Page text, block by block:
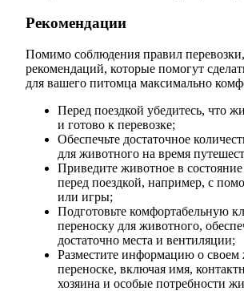
Рекомендации
Помимо соблюдения правил перевозки,
рекомендаций, которые помогут
для вашего питомца максимально
Перед поездкой убедитесь, что
и готово к перевозке;
Обеспечьте достаточное
для животного на время
Приведите животное в
перед поездкой, например, с
или игры;
Подготовьте комфортабельную
переноску для животного,
достаточно места и вентиляции;
Разместите информацию о
переноске, включая имя,
хозяина и особые потребности